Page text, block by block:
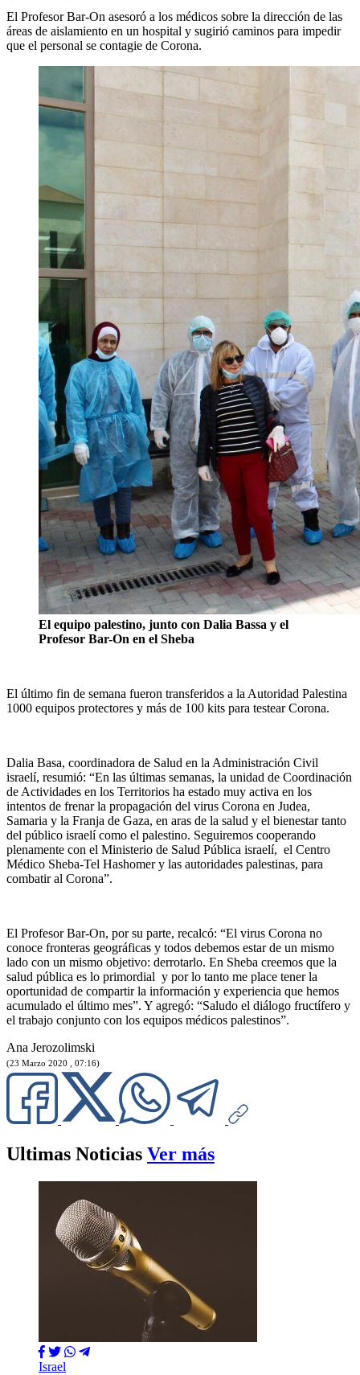
El Profesor Bar-On asesoró a los médicos sobre la dirección de las
áreas de aislamiento en un hospital y sugirió caminos para impedir
que el personal se contagie de Corona.
El equipo palestino, junto con Dalia Bassa y el
Profesor Bar-On en el Sheba
El último fin de semana fueron transferidos a la Autoridad Palestina
1000 equipos protectores y más de 100 kits para testear Corona.
Dalia Basa, coordinadora de Salud en la Administración Civil
israelí, resumió: “En las últimas semanas, la unidad de Coordinación
de Actividades en los Territorios ha estado muy activa en los
intentos de frenar la propagación del virus Corona en Judea,
Samaria y la Franja de Gaza, en aras de la salud y el bienestar tanto
del público israelí como el palestino. Seguiremos cooperando
plenamente con el Ministerio de Salud Pública israelí, el Centro
Médico Sheba-Tel Hashomer y las autoridades palestinas, para
combatir al Corona”.
El Profesor Bar-On, por su parte, recalcó: “El virus Corona no
conoce fronteras geográficas y todos debemos estar de un mismo
lado con un mismo objetivo: derrotarlo. En Sheba creemos que la
salud pública es lo primordial y por lo tanto me place tener la
oportunidad de compartir la información y experiencia que hemos
acumulado el último mes”. Y agregó: “Saludo el diálogo fructífero y
el trabajo conjunto con los equipos médicos palestinos”.
Ana Jerozolimski
(23 Marzo 2020 , 07:16)
Ultimas Noticias Ver más
Israel